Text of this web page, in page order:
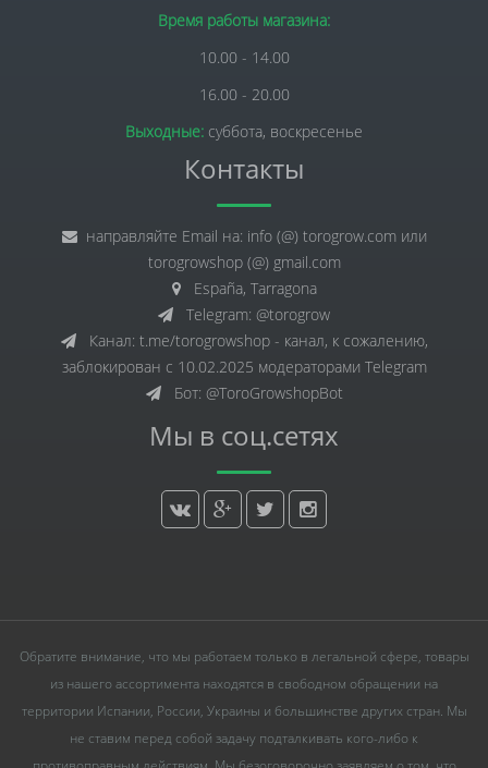
Время работы магазина:
10.00 - 14.00
16.00 - 20.00
Выходные: суббота, воскресенье
Контакты
направляйте Email на: info (@) torogrow.com или
torogrowshop (@) gmail.com
España, Tarragona
Telegram: @torogrow
Канал: t.me/torogrowshop - канал, к сожалению,
заблокирован с 10.02.2025 модераторами Telegram
Бот: @ToroGrowshopBot
Мы в соц.сетях
Обратите внимание, что мы работаем только в легальной сфере, товары
из нашего ассортимента находятся в свободном обращении на
территории Испании, России, Украины и большинстве других стран. Мы
не ставим перед собой задачу подталкивать кого-либо к